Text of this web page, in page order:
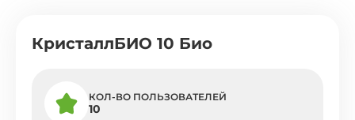
КристаллБИО 10 Био
КОЛ-ВО ПОЛЬЗОВАТЕЛЕЙ
10